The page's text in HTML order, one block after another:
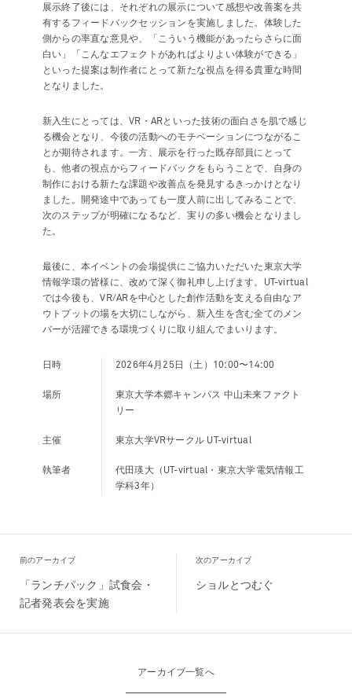
展示終了後には、それぞれの展示について感想や改善案を共
有するフィードバックセッションを実施しました。体験した
側からの率直な意見や、「こういう機能があったらさらに面
白い」「こんなエフェクトがあればよりよい体験ができる」
といった提案は制作者にとって新たな視点を得る貴重な時間
となりました。
新入生にとっては、VR・ARといった技術の面白さを肌で感じ
る機会となり、今後の活動へのモチベーションにつながるこ
とが期待されます。一方、展示を行った既存部員にとって
も、他者の視点からフィードバックをもらうことで、自身の
制作における新たな課題や改善点を発見するきっかけとなり
ました。開発途中であっても一度人前に出してみることで、
次のステップが明確になるなど、実りの多い機会となりまし
た。
最後に、本イベントの会場提供にご協力いただいた東京大学
情報学環の皆様に、改めて深く御礼申し上げます。UT-virtual
では今後も、VR/ARを中心とした創作活動を支える自由なア
ウトプットの場を大切にしながら、新入生を含む全てのメン
バーが活躍できる環境づくりに取り組んでまいります。
日時 2026年4月25日（土）10:00〜14:00
場所
東京大学本郷キャンパス 中山未来ファクト
リー
主催 東京大学VRサークル UT-virtual
執筆者
代田瑛大（UT-virtual・東京大学電気情報工
学科3年）
前のアーカイブ
「ランチパック」試食会・
記者発表会を実施
次のアーカイブ
ショルとつむぐ
アーカイブ一覧へ